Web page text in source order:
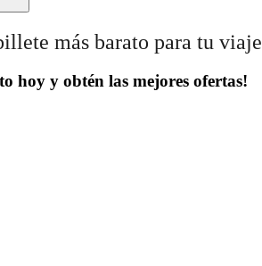
más barato para tu viaje
hoy y obtén las mejores ofertas!